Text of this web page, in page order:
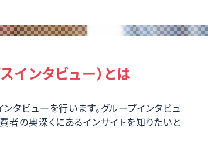
インタビュー）とは
ビューを行います。グループインタビュ
者の奥深くにあるインサイトを知りたいと